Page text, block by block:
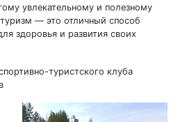
увлекательному и полезному
— это отличный способ
здоровья и развития своих
туристского клуба